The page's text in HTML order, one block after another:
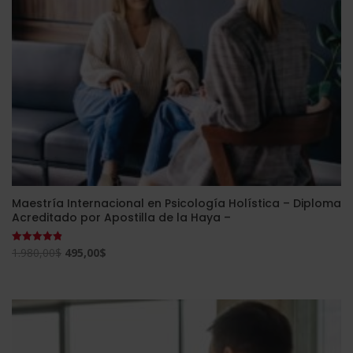
Maestría Internacional en Psicología Holística – Diploma
Acreditado por Apostilla de la Haya –
Valorado
con
1.980,00$ El
era:
495,00$
es: